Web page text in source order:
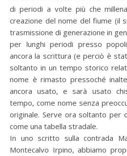
di periodi a volte più che
creazione del nome del fiume (il
trasmissione di generazione in
per lunghi periodi presso
ancora la scrittura (e perciò è
soltanto in un tempo storico
nome è rimasto pressoché
ancora usato, e sarà usato
tempo, come nome senza
originale. Serve ora soltanto per
come una tabella stradale.
In uno scritto sulla contrada
Montecalvo Irpino, abbiamo